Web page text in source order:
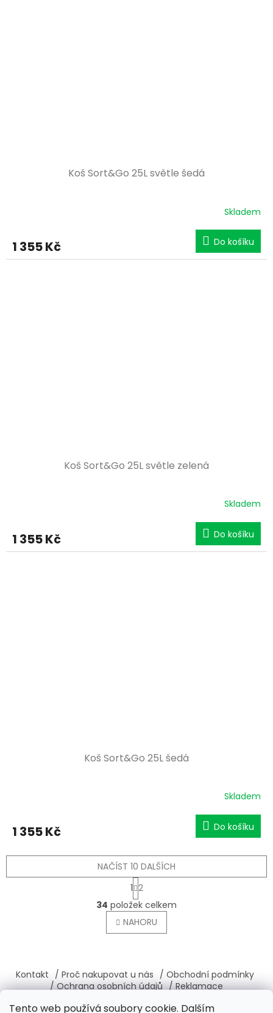
Tento web používá soubory cookie. Dalším
Koš Sort&Go 25L světle šedá
Skladem
1 355 Kč Do košíku
Koš Sort&Go 25L světle zelená
Skladem
1 355 Kč Do košíku
Koš Sort&Go 25L šedá
Skladem
1 355 Kč Do košíku
O
v
l
á
c
í
p
r
NAČÍST 10 DALŠÍCH
S
t
r
á
n
k
n
í
1 2
34 položek celkem
NAHORU
p
a
Kontakt / Proč nakupovat u nás / Obchodní podmínky
/ Ochrana osobních údajů / Reklamace